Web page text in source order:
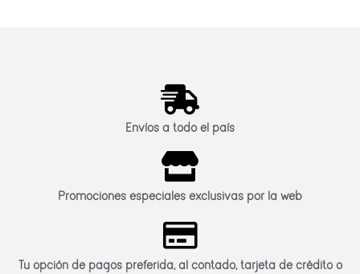
Envíos a todo el país
Promociones especiales exclusivas por la web
Tu opción de pagos preferida, al contado, tarjeta de crédito o